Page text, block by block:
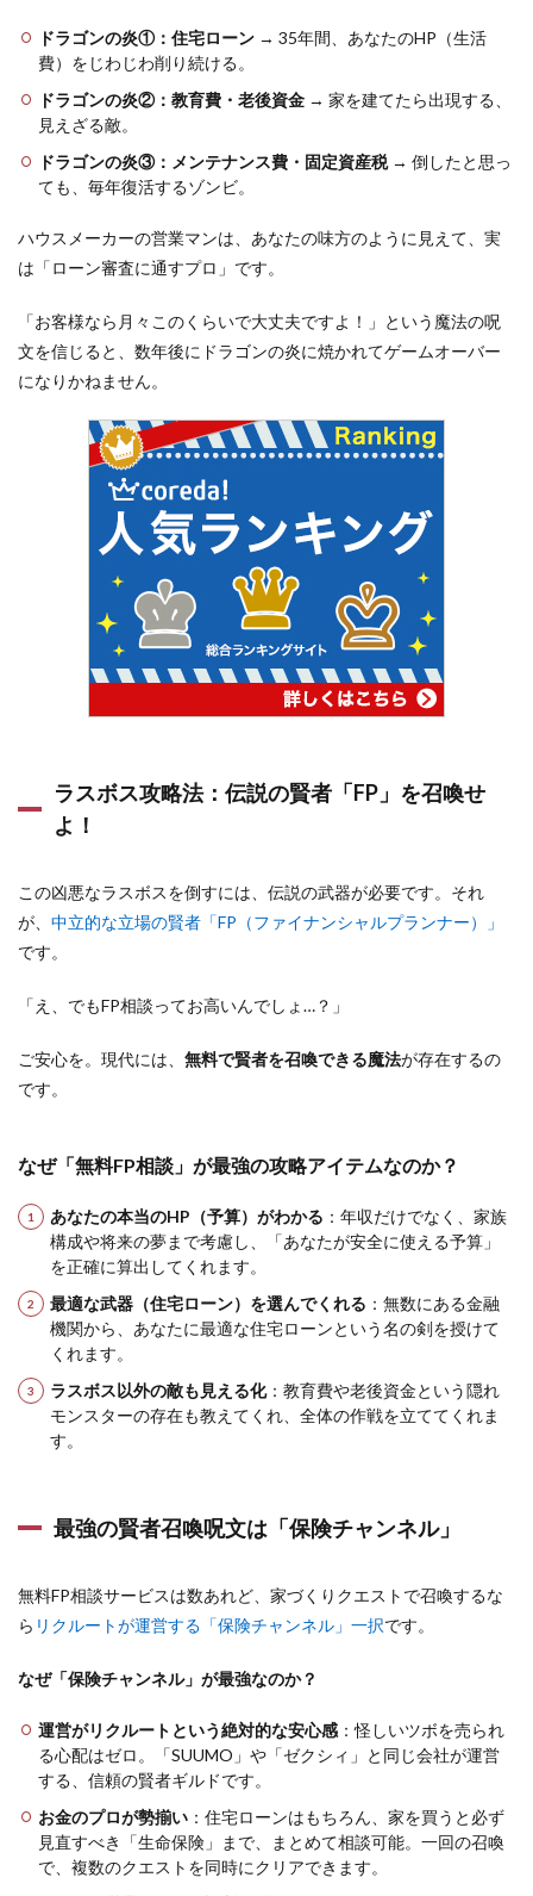
ドラゴンの炎①：住宅ローン → 35年間、あなたのHP（生活
費）をじわじわ削り続ける。
ドラゴンの炎②：教育費・老後資金 → 家を建てたら出現する、
見えざる敵。
ドラゴンの炎③：メンテナンス費・固定資産税→ 倒したと思っ
ても、毎年復活するゾンビ。
ハウスメーカーの営業マンは、あなたの味方のように見えて、実
は「ローン審査に通すプロ」です。
「お客様なら月々このくらいで大丈夫ですよ！」という魔法の呪
文を信じると、数年後にドラゴンの炎に焼かれてゲームオーバー
になりかねません。
ラスボス攻略法：伝説の賢者「FP」を召喚せ
よ！
この凶悪なラスボスを倒すには、伝説の武器が必要です。それ
が、 中立的な立場の賢者「FP（ファイナンシャルプランナー）」
です。
「え、でもFP相談ってお高いんでしょ…？」
ご安心を。現代には、 無料で賢者を召喚できる魔法が存在するの
です。
なぜ「無料FP相談」が最強の攻略アイテムなのか？
あなたの本当のHP（予算）がわかる ：年収だけでなく、家族
構成や将来の夢まで考慮し、「あなたが安全に使える予算」
を正確に算出してくれます。
最適な武器（住宅ローン）を選んでくれる ：無数にある金融
機関から、あなたに最適な住宅ローンという名の剣を授けて
くれます。
ラスボス以外の敵も見える化：教育費や老後資金という隠れ
モンスターの存在も教えてくれ、全体の作戦を立ててくれま
す。
最強の賢者召喚呪文は「保険チャンネル」
無料FP相談サービスは数あれど、家づくりクエストで召喚するな
ら リクルートが運営する「保険チャンネル」一択です。
なぜ「保険チャンネル」が最強なのか？
運営がリクルートという絶対的な安心感 ：怪しいツボを売られ
る心配はゼロ。「SUUMO」や「ゼクシィ」と同じ会社が運営
する、信頼の賢者ギルドです。
お金のプロが勢揃い ：住宅ローンはもちろん、家を買うと必ず
見直すべき「生命保険」まで、まとめて相談可能。一回の召喚
で、複数のクエストを同時にクリアできます。